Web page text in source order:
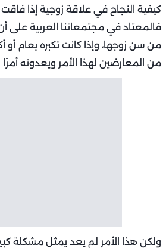
كيفية النجاح في علاقة زوجية إذا فاقت
فالمعتاد في مجتمعاتنا العربية على
من سن زوجها، وإذا كانت تكبره بعام أو
من المعارضين لهذا الأمر ويعدونه
ولكن هذا الأمر لم يعد يمثل مشكلة